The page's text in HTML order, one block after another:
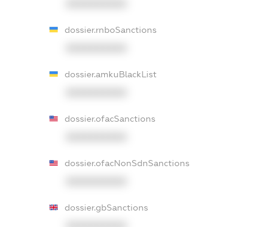
dossier.rnboSanctions
dossier.amkuBlackList
dossier.ofacSanctions
dossier.ofacNonSdnSanctions
dossier.gbSanctions